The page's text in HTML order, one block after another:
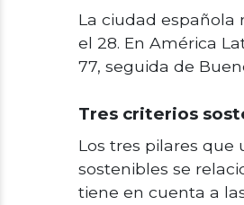
La ciudad española
el 28. En América
77, seguida de
Tres criterios
Los tres pilares que
sostenibles se
tiene en cuenta a